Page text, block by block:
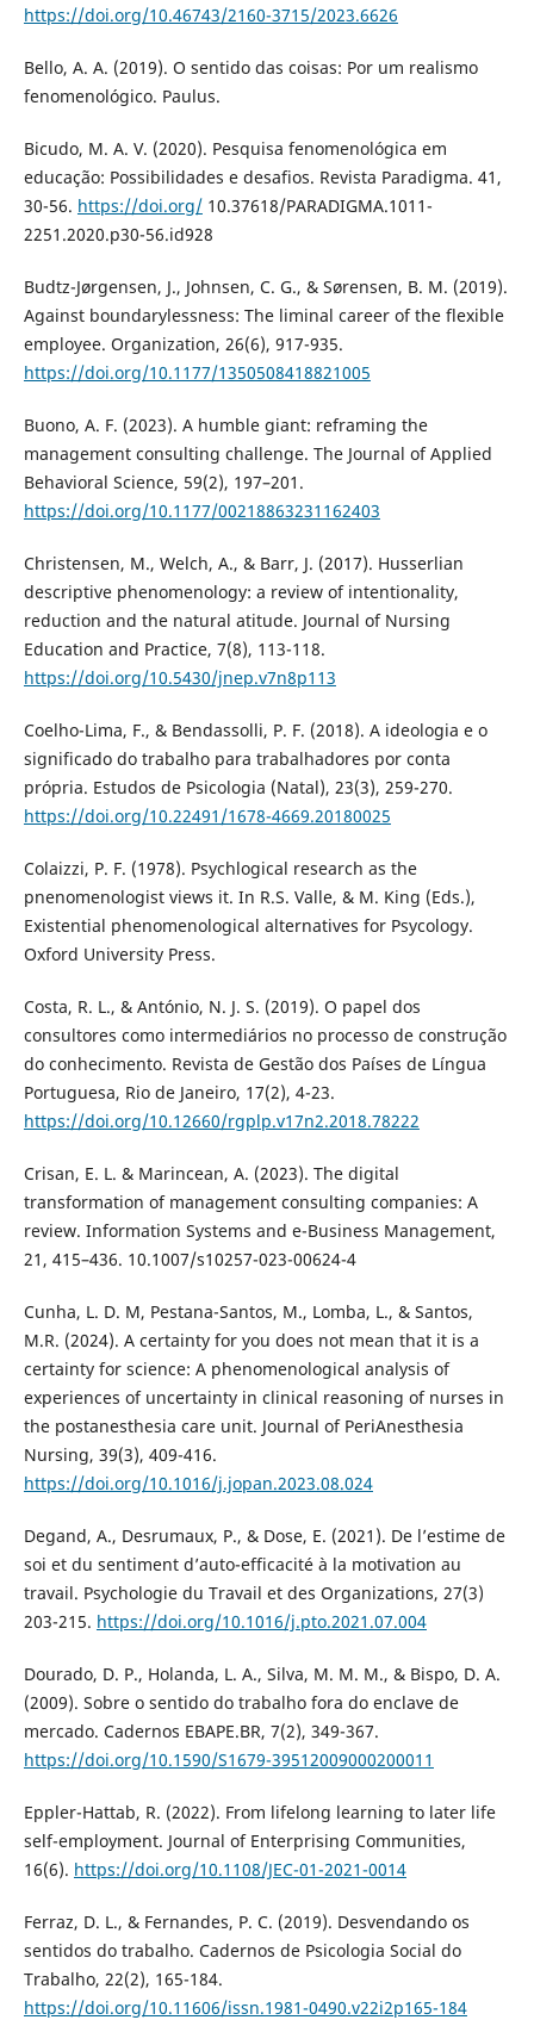
https://doi.org/10.46743/2160-3715/2023.6626
Bello, A. A. (2019). O sentido das coisas: Por um realismo
fenomenológico. Paulus.
Bicudo, M. A. V. (2020). Pesquisa fenomenológica em
educação: Possibilidades e desafios. Revista Paradigma. 41,
30-56. https://doi.org/10.37618/PARADIGMA.1011-
2251.2020.p30-56.id928
Budtz-Jørgensen, J., Johnsen, C. G., & Sørensen, B. M. (2019).
Against boundarylessness: The liminal career of the flexible
employee. Organization, 26(6), 917-935.
https://doi.org/10.1177/1350508418821005
Buono, A. F. (2023). A humble giant: reframing the
management consulting challenge. The Journal of Applied
Behavioral Science, 59(2), 197–201.
https://doi.org/10.1177/00218863231162403
Christensen, M., Welch, A., & Barr, J. (2017). Husserlian
descriptive phenomenology: a review of intentionality,
reduction and the natural atitude. Journal of Nursing
Education and Practice, 7(8), 113-118.
https://doi.org/10.5430/jnep.v7n8p113
Coelho-Lima, F., & Bendassolli, P. F. (2018). A ideologia e o
significado do trabalho para trabalhadores por conta
própria. Estudos de Psicologia (Natal), 23(3), 259-270.
https://doi.org/10.22491/1678-4669.20180025
Colaizzi, P. F. (1978). Psychlogical research as the
pnenomenologist views it. In R.S. Valle, & M. King (Eds.),
Existential phenomenological alternatives for Psycology.
Oxford University Press.
Costa, R. L., & António, N. J. S. (2019). O papel dos
consultores como intermediários no processo de construção
do conhecimento. Revista de Gestão dos Países de Língua
Portuguesa, Rio de Janeiro, 17(2), 4-23.
https://doi.org/10.12660/rgplp.v17n2.2018.78222
Crisan, E. L. & Marincean, A. (2023). The digital
transformation of management consulting companies: A
review. Information Systems and e-Business Management,
21, 415–436. 10.1007/s10257-023-00624-4
Cunha, L. D. M, Pestana-Santos, M., Lomba, L., & Santos,
M.R. (2024). A certainty for you does not mean that it is a
certainty for science: A phenomenological analysis of
experiences of uncertainty in clinical reasoning of nurses in
the postanesthesia care unit. Journal of PeriAnesthesia
Nursing, 39(3), 409-416.
https://doi.org/10.1016/j.jopan.2023.08.024
Degand, A., Desrumaux, P., & Dose, E. (2021). De l’estime de
soi et du sentiment d’auto-efficacité à la motivation au
travail. Psychologie du Travail et des Organizations, 27(3)
203-215. https://doi.org/10.1016/j.pto.2021.07.004
Dourado, D. P., Holanda, L. A., Silva, M. M. M., & Bispo, D. A.
(2009). Sobre o sentido do trabalho fora do enclave de
mercado. Cadernos EBAPE.BR, 7(2), 349-367.
https://doi.org/10.1590/S1679-39512009000200011
Eppler-Hattab, R. (2022). From lifelong learning to later life
self-employment. Journal of Enterprising Communities,
16(6). https://doi.org/10.1108/JEC-01-2021-0014
Ferraz, D. L., & Fernandes, P. C. (2019). Desvendando os
sentidos do trabalho. Cadernos de Psicologia Social do
Trabalho, 22(2), 165-184.
https://doi.org/10.11606/issn.1981-0490.v22i2p165-184